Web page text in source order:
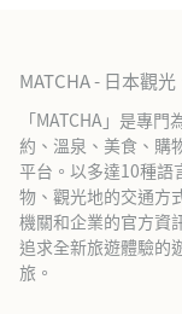
MATCHA - 日本觀
「MATCHA」是專
約、溫泉、美食、購
平台。以多達10種語
物、觀光地的交通方
機關和企業的官方資
追求全新旅遊體驗的
旅。